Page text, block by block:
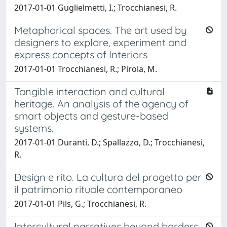
2017-01-01 Guglielmetti, I.; Trocchianesi, R.
Metaphorical spaces. The art used by
designers to explore, experiment and
express concepts of Interiors
2017-01-01 Trocchianesi, R.; Pirola, M.
Tangible interaction and cultural
heritage. An analysis of the agency of
smart objects and gesture-based
systems.
2017-01-01 Duranti, D.; Spallazzo, D.; Trocchianesi,
R.
Design e rito. La cultura del progetto per
il patrimonio rituale contemporaneo
2017-01-01 Pils, G.; Trocchianesi, R.